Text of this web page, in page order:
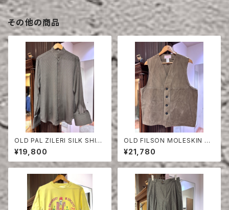
その他の商品
OLD PAL ZILERI SILK SHIR
T
¥19,800
OLD FILSON MOLESKIN VE
ST
¥21,780